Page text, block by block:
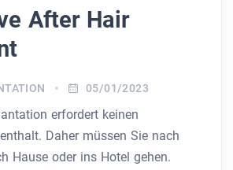
After Hair
05/01/2023
erfordert keinen
Daher müssen Sie nach
Hause oder ins Hotel gehen.